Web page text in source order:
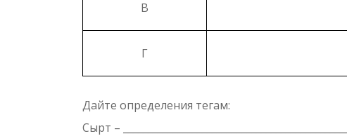
В
Г
Дайте определения тегам:
Сырт –